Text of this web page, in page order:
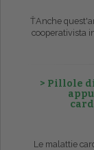
ŤAnche
cooperativista
> Pillole
Le malattie